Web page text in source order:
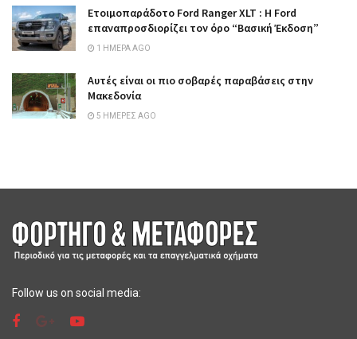
Ετοιμοπαράδοτο Ford Ranger XLT : Η Ford
επαναπροσδιορίζει τον όρο “Βασική Έκδοση”
1 ΗΜΈΡΑ AGO
Αυτές είναι οι πιο σοβαρές παραβάσεις στην
Μακεδονία
5 ΗΜΈΡΕΣ AGO
Follow us on social media: